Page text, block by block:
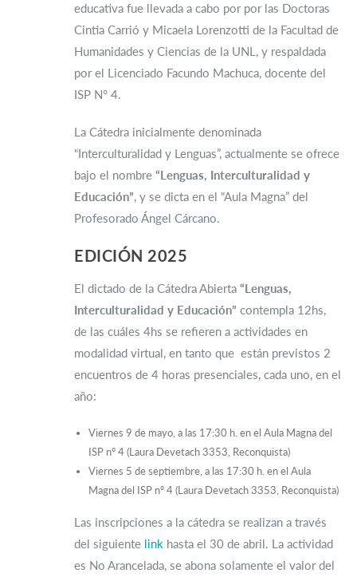
educativa fue llevada a cabo por por las Doctoras
Cintia Carrió y Micaela Lorenzotti de la Facultad de
Humanidades y Ciencias de la UNL, y respaldada
por el Licenciado Facundo Machuca, docente del
ISP N° 4.
La Cátedra inicialmente denominada
“Interculturalidad y Lenguas”, actualmente se ofrece
bajo el nombre “Lenguas, Interculturalidad y
Educación”, y se dicta en el “Aula Magna” del
Profesorado Ángel Cárcano.
EDICIÓN 2025
El dictado de la Cátedra Abierta “Lenguas,
Interculturalidad y Educación” contempla 12hs,
de las cuáles 4hs se refieren a actividades en
modalidad virtual, en tanto que están previstos 2
encuentros de 4 horas presenciales, cada uno, en el
año:
Viernes 9 de mayo, a las 17:30 h. en el Aula Magna del
ISP nº 4 (Laura Devetach 3353, Reconquista)
Viernes 5 de septiembre, a las 17:30 h. en el Aula
Magna del ISP nº 4 (Laura Devetach 3353, Reconquista)
Las inscripciones a la cátedra se realizan a través
del siguiente link hasta el 30 de abril. La actividad
es No Arancelada, se abona solamente el valor del